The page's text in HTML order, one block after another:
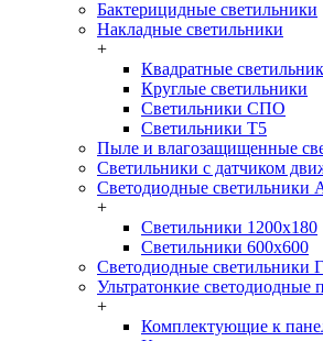
Бактерицидные светильники
Накладные светильники
+
Квадратные
Круглые светильники
Светильники СПО
Светильники Т5
Пыле и влагозащищенные
Светильники с датчиком
Светодиодные светильники
+
Светильники 1200х180
Светильники 600х600
Светодиодные светильники
Ультратонкие светодиодные
+
Комплектующие к